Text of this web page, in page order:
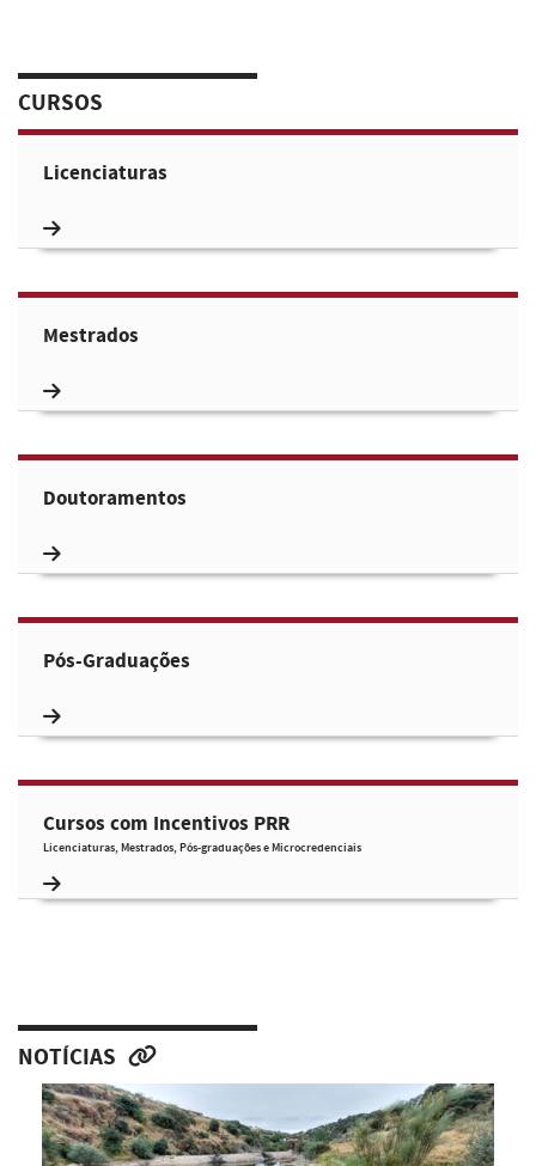
CURSOS
Licenciaturas
Mestrados
Doutoramentos
Pós-Graduações
Cursos com Incentivos PRR
Licenciaturas, Mestrados, Pós-graduações e Microcredenciais
NOTÍCIAS